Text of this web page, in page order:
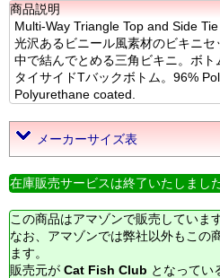
商品説明
Multi-Way Triangle Top and Side Tie
光沢あるビニール風素材のビキニ
中で結んでとめる三角ビキニ。ボ
タイサイドTバックボトム。96%
Polyurethane coated.
メーカーサイズ表
在庫販売サービスは終了いたしまし
この商品はアマゾンで販売しています
なお、アマゾンでは弊社以外もこの
ます。
販売元が Cat Fish Club となってい